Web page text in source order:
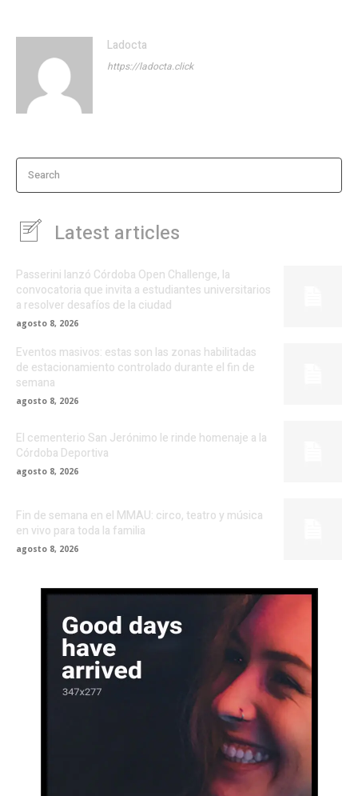
Ladocta
https://ladocta.click
Search
Latest articles
Passerini lanzó Córdoba Open Challenge, la
convocatoria que invita a estudiantes universitarios
a resolver desafíos de la ciudad
agosto 8, 2026
Eventos masivos: estas son las zonas habilitadas
de estacionamiento controlado durante el fin de
semana
agosto 8, 2026
El cementerio San Jerónimo le rinde homenaje a la
Córdoba Deportiva
agosto 8, 2026
Fin de semana en el MMAU: circo, teatro y música
en vivo para toda la familia
agosto 8, 2026